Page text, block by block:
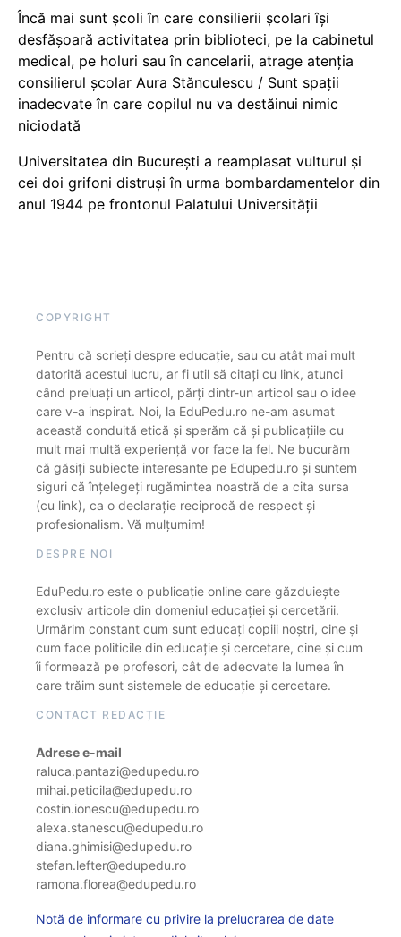
Încă mai sunt școli în care consilierii școlari își
desfășoară activitatea prin biblioteci, pe la cabinetul
medical, pe holuri sau în cancelarii, atrage atenția
consilierul școlar Aura Stănculescu / Sunt spații
inadecvate în care copilul nu va destăinui nimic
niciodată
Universitatea din București a reamplasat vulturul și
cei doi grifoni distruși în urma bombardamentelor din
anul 1944 pe frontonul Palatului Universității
COPYRIGHT
Pentru că scrieți despre educație, sau cu atât mai mult
datorită acestui lucru, ar fi util să citați cu link, atunci
când preluați un articol, părți dintr-un articol sau o idee
care v-a inspirat. Noi, la EduPedu.ro ne-am asumat
această conduită etică și sperăm că și publicațiile cu
mult mai multă experiență vor face la fel. Ne bucurăm
că găsiți subiecte interesante pe Edupedu.ro și suntem
siguri că înțelegeți rugămintea noastră de a cita sursa
(cu link), ca o declarație reciprocă de respect și
profesionalism. Vă mulțumim!
DESPRE NOI
EduPedu.ro este o publicație online care găzduiește
exclusiv articole din domeniul educației și cercetării.
Urmărim constant cum sunt educați copiii noștri, cine și
cum face politicile din educație și cercetare, cine și cum
îi formează pe profesori, cât de adecvate la lumea în
care trăim sunt sistemele de educație și cercetare.
CONTACT REDACȚIE
Adrese e-mail
raluca.pantazi@edupedu.ro
mihai.peticila@edupedu.ro
costin.ionescu@edupedu.ro
alexa.stanescu@edupedu.ro
diana.ghimisi@edupedu.ro
stefan.lefter@edupedu.ro
ramona.florea@edupedu.ro
Notă de informare cu privire la prelucrarea de date